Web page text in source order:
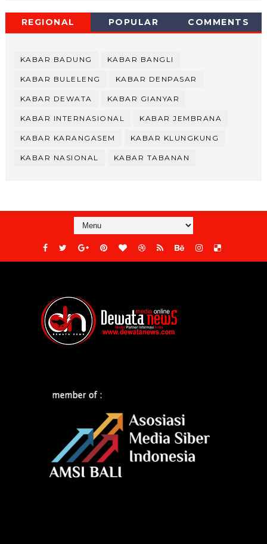
REGIONAL POPULAR COMMENTS
KABAR BADUNG KABAR BANGLI
KABAR BULELENG KABAR DENPASAR
KABAR DEWATA KABAR GIANYAR
KABAR INTERNASIONAL KABAR JEMBRANA
KABAR KARANGASEM KABAR KLUNGKUNG
KABAR NASIONAL KABAR TABANAN